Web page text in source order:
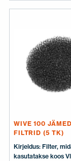
paigaldusjuhendid.
WIVE 100
FILTRID (5 TK)
Kirjeldus: Filter,
kasutatakse koos